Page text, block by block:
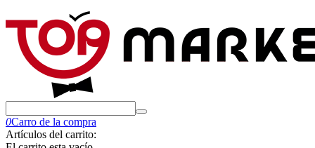
0Carro de la compra
Artículos del carrito: